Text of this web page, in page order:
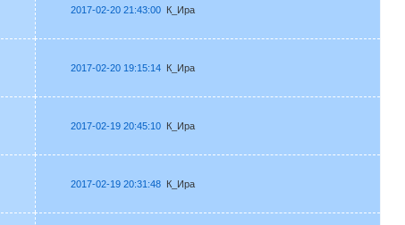
2017-02-20 21:43:00 К_Ира
2017-02-20 19:15:14 К_Ира
2017-02-19 20:45:10 К_Ира
2017-02-19 20:31:48 К_Ира